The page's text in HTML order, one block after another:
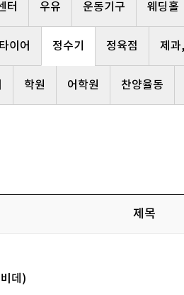
터 우유 운동기구 웨딩홀
타이어 정수기 정육점 제
학원 어학원 찬양율동
제목
데)